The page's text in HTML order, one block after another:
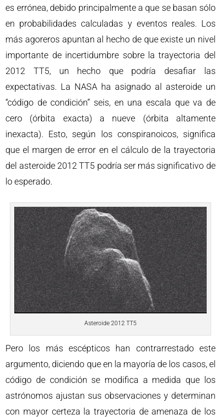
es errónea, debido principalmente a que se basan sólo
en probabilidades calculadas y eventos reales. Los
más agoreros apuntan al hecho de que existe un nivel
importante de incertidumbre sobre la trayectoria del
2012 TT5, un hecho que podría desafiar las
expectativas. La NASA ha asignado al asteroide un
“código de condición” seis, en una escala que va de
cero (órbita exacta) a nueve (órbita altamente
inexacta). Esto, según los conspiranoicos, significa
que el margen de error en el cálculo de la trayectoria
del asteroide 2012 TT5 podría ser más significativo de
lo esperado.
Asteroide 2012 TT5
Pero los más escépticos han contrarrestado este
argumento, diciendo que en la mayoría de los casos, el
código de condición se modifica a medida que los
astrónomos ajustan sus observaciones y determinan
con mayor certeza la trayectoria de amenaza de los